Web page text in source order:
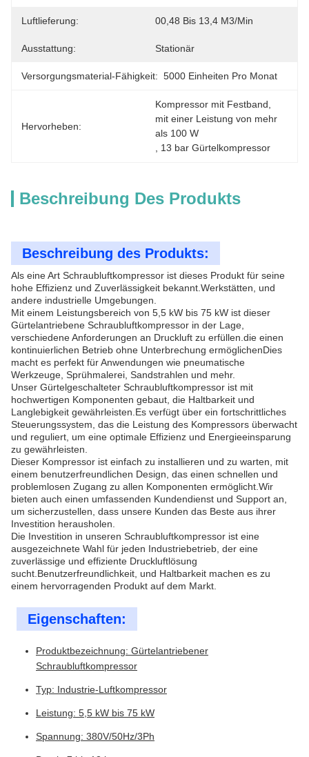
Luftlieferung: 00,48 Bis 13,4 M3/min
Ausstattung: Stationär
Versorgungsmaterial-Fähigkeit: 5000 Einheiten Pro Monat
Hervorheben:
Kompressor mit Festband
mit einer Leistung von mehr
als 100 W
13 bar Gürtelkompressor
Beschreibung Des Produkts
Beschreibung des Produkts:
Als eine Art Schraubluftkompressor ist dieses Produkt für seine
hohe Effizienz und Zuverlässigkeit bekannt.Werkstätten, und
andere industrielle Umgebungen.
Mit einem Leistungsbereich von 5,5 kW bis 75 kW ist dieser
Gürtelantriebene Schraubluftkompressor in der Lage,
verschiedene Anforderungen an Druckluft zu erfüllen.die einen
kontinuierlichen Betrieb ohne Unterbrechung ermöglichenDies
macht es perfekt für Anwendungen wie pneumatische
Werkzeuge, Sprühmalerei, Sandstrahlen und mehr.
Unser Gürtelgeschalteter Schraubluftkompressor ist mit
hochwertigen Komponenten gebaut, die Haltbarkeit und
Langlebigkeit gewährleisten.Es verfügt über ein fortschrittliches
Steuerungssystem, das die Leistung des Kompressors überwacht
und reguliert, um eine optimale Effizienz und Energieeinsparung
zu gewährleisten.
Dieser Kompressor ist einfach zu installieren und zu warten, mit
einem benutzerfreundlichen Design, das einen schnellen und
problemlosen Zugang zu allen Komponenten ermöglicht.Wir
bieten auch einen umfassenden Kundendienst und Support an,
um sicherzustellen, dass unsere Kunden das Beste aus ihrer
Investition herausholen.
Die Investition in unseren Schraubluftkompressor ist eine
ausgezeichnete Wahl für jeden Industriebetrieb, der eine
zuverlässige und effiziente Druckluftlösung
sucht.Benutzerfreundlichkeit, und Haltbarkeit machen es zu
einem hervorragenden Produkt auf dem Markt.
Eigenschaften:
Produktbezeichnung: Gürtelantriebener
Schraubluftkompressor
Typ: Industrie-Luftkompressor
Leistung: 5,5 kW bis 75 kW
Spannung: 380V/50Hz/3Ph